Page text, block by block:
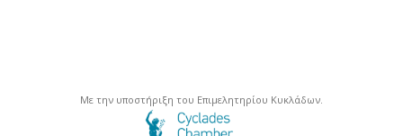
Με την υποστήριξη του Επιμελητηρίου Κυκλάδων.